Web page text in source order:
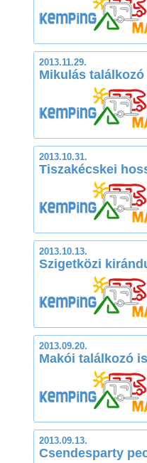
2013.11.29.
Mikulás találkozó
2013.10.31.
Tiszakécskei
2013.10.13.
Szigetközi
2013.09.20.
Makói találkozó
2013.09.13.
Csendesparty